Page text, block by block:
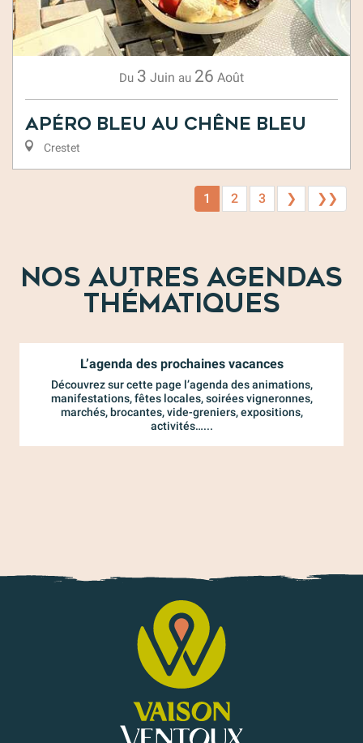
Du 3 Juin au 26 Août
Apéro Bleu au Chêne Bleu
Crestet
1 2 3 ❯ ❯❯
NOS AUTRES AGENDAS
THÉMATIQUES
L’agenda des prochaines vacances
Découvrez sur cette page l’agenda des animations,
manifestations, fêtes locales, soirées vigneronnes,
marchés, brocantes, vide-greniers, expositions,
activités…...